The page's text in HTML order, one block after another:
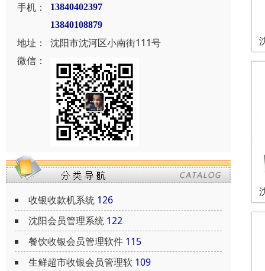
手机：
13840402397
13840108879
地址：
沈阳市沈河区小南街111号
微信：
收银收款机系统 126
沈阳会员管理系统 122
餐饮收银会员管理软件 115
生鲜超市收银会员管理软 109